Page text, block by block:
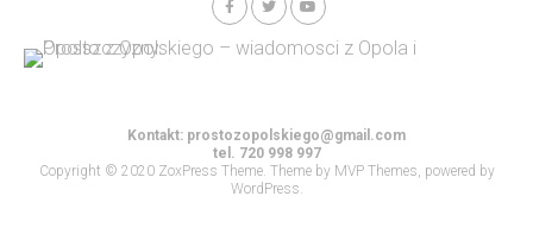
Kontakt: prostozopolskiego@gmail.com
tel. 720 998 997
Copyright © 2020 ZoxPress Theme. Theme by MVP Themes, powered by
WordPress.